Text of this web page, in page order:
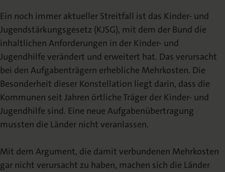
Ein noch immer aktueller Streitfall ist das Kinder- und
Jugendstärkungsgesetz (KJSG), mit dem der Bund die
inhaltlichen Anforderungen in der Kinder- und
Jugendhilfe verändert und erweitert hat. Das verursacht
bei den Aufgabenträgern erhebliche Mehrkosten. Die
Besonderheit dieser Konstellation liegt darin, dass die
Kommunen seit Jahren örtliche Träger der Kinder- und
Jugendhilfe sind. Eine neue Aufgabenübertragung
mussten die Länder nicht veranlassen.
Mit dem Argument, die damit verbundenen Mehrkosten
gar nicht verursacht zu haben, machen sich die Länder